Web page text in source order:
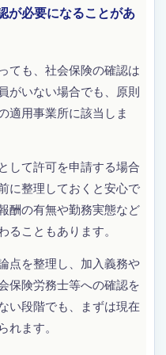
が必要になることがあ
ても、社会保険の確認は
がいない場合でも、原則
適用事業所に該当しま
して許可を申請する場合
に整理しておくと安心で
酬の有無や勤務実態など
こともあります。
点を整理し、加入義務や
保険労務士等への確認を
い段階でも、まずは現在
ます。